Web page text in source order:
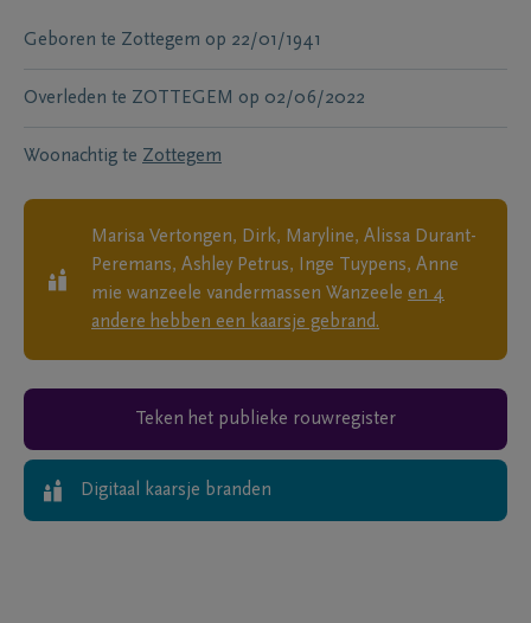
Geboren te Zottegem op 22/01/1941
Overleden te ZOTTEGEM op 02/06/2022
Woonachtig te Zottegem
Marisa Vertongen, Dirk, Maryline, Alissa Durant-
Peremans, Ashley Petrus, Inge Tuypens, Anne
mie wanzeele vandermassen Wanzeele en 4
andere hebben een kaarsje gebrand.
Teken het publieke rouwregister
Digitaal kaarsje branden